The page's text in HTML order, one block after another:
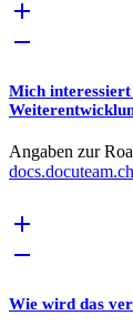
Mich
Angaben zur
Wie wird das